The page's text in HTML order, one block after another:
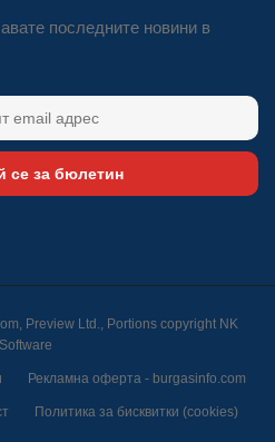
последните новини в
се за бюлетин
Preview Ltd., Portions copyright NK
Software
Рекламна оферта - burgasinfo.com
Политика за бисквитки (cookies)